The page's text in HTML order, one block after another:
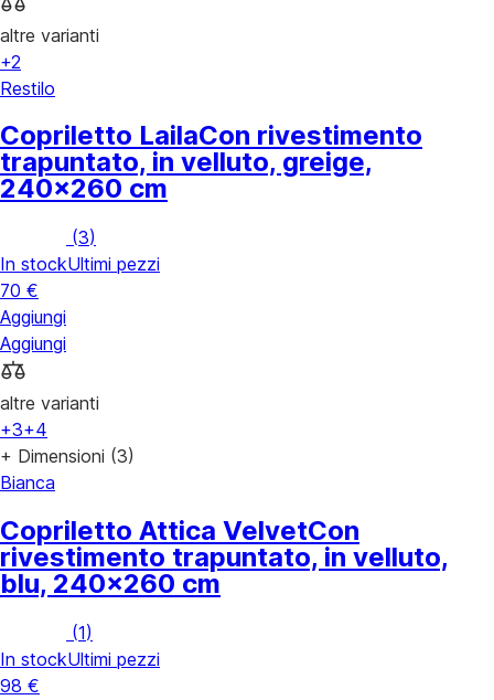
altre varianti
+2
Restilo
Copriletto LailaCon rivestimento
trapuntato, in velluto, greige,
240x260 cm
(3)
In stockUltimi pezzi
70 €
Aggiungi
Aggiungi
altre varianti
+3+4
+ Dimensioni (3)
Bianca
Copriletto Attica VelvetCon
rivestimento trapuntato, in velluto,
blu, 240x260 cm
(1)
In stockUltimi pezzi
98 €